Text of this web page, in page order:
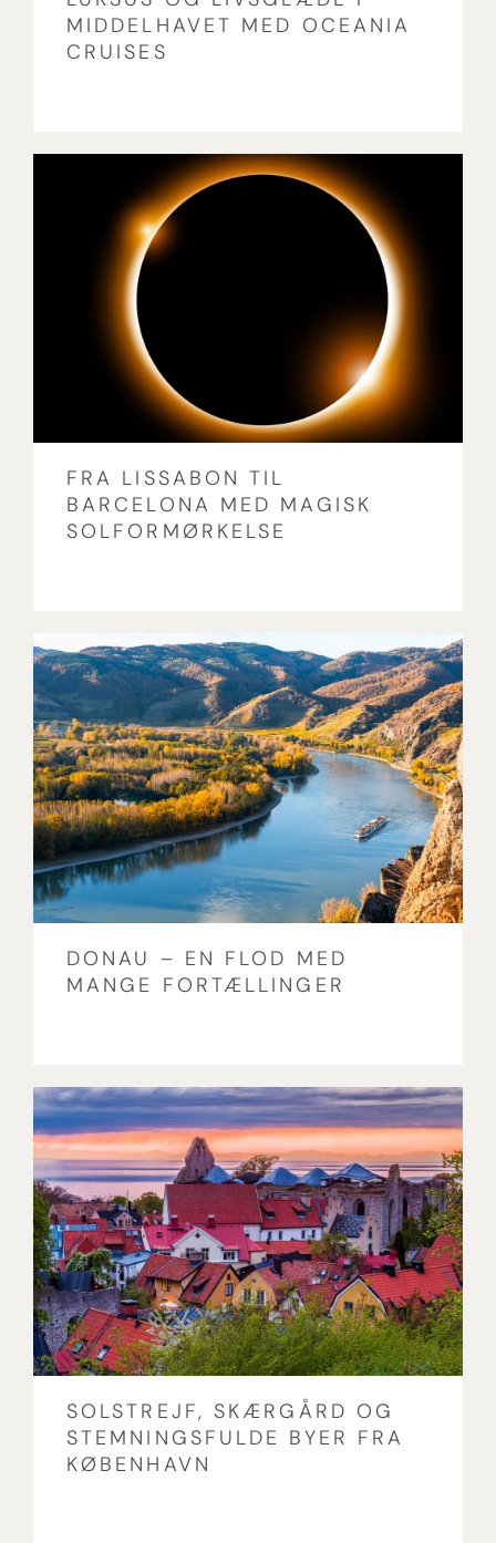
MIDDELHAVET MED OCEANIA
CRUISES
FRA LISSABON TIL
BARCELONA MED MAGISK
SOLFORMØRKELSE
DONAU – EN FLOD MED
MANGE FORTÆLLINGER
SOLSTREJF, SKÆRGÅRD OG
STEMNINGSFULDE BYER FRA
KØBENHAVN